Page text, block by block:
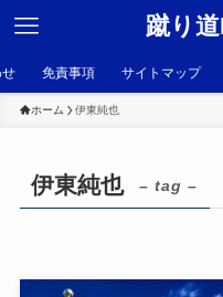
蹴り
免責事項 サイトマップ
ホーム 伊東純也
伊東純也 – tag –